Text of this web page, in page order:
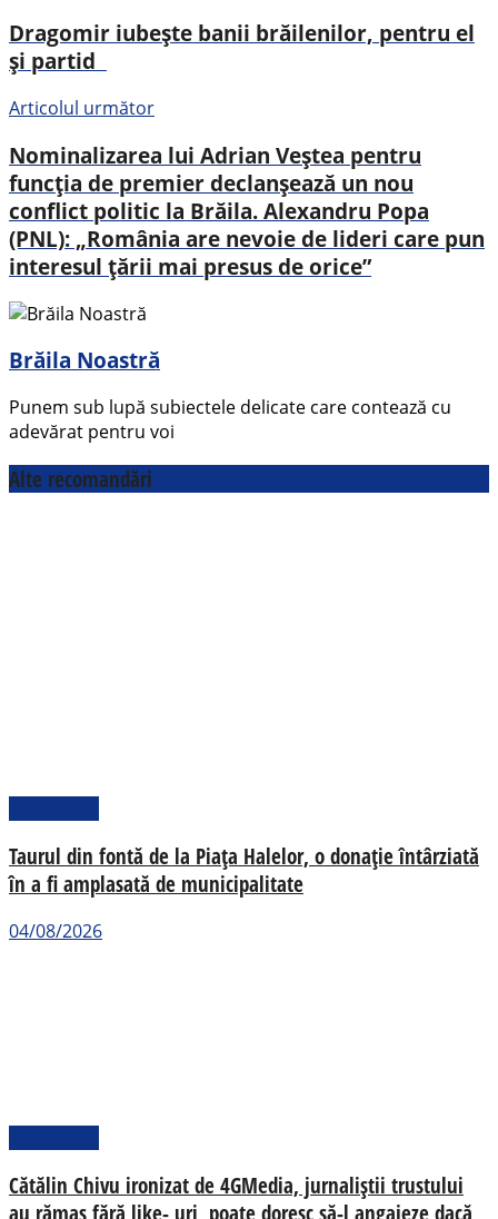
Dragomir iubește banii brăilenilor, pentru el
și partid
Articolul următor
Nominalizarea lui Adrian Veștea pentru
funcția de premier declanșează un nou
conflict politic la Brăila. Alexandru Popa
(PNL): „România are nevoie de lideri care pun
interesul țării mai presus de orice”
Brăila Noastră
Punem sub lupă subiectele delicate care contează cu
adevărat pentru voi
Alte recomandări
Taurul din fontă de la Piața Halelor, o donație întârziată
în a fi amplasată de municipalitate
04/08/2026
Cătălin Chivu ironizat de 4GMedia, jurnaliștii trustului
au rămas fără like- uri, poate doresc să-l angajeze dacă